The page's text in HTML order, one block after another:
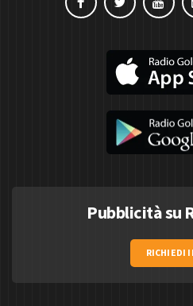
Pubblicità su
RICHIEDI